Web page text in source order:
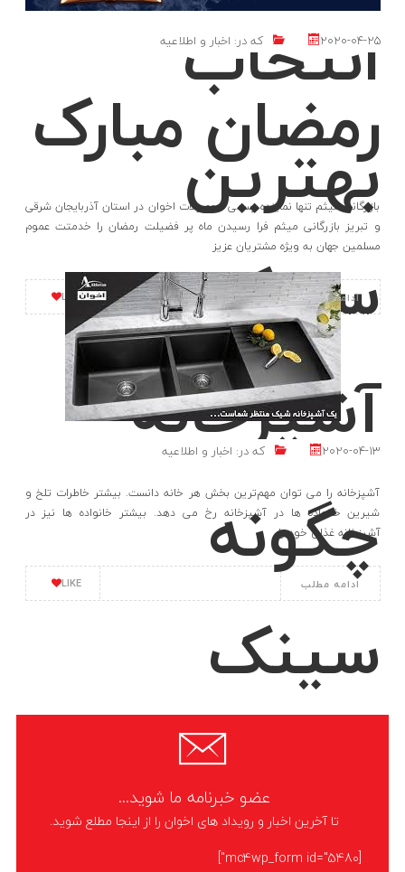
انتخاب
بهترین
سینک برای
آشپزخانه
آشپزخانه را می توان مهم‌ترین بخش هر خانه دانست. بیشتر خاطرات تلخ و
شیرین خانواده ها در آشپزخانه رخ می دهد. بیشتر خانواده ها نیز در
آشپزخانه غذای خود را
LIKE ادامه مطلب
2020-04-25 که در: اخبار و اطلاعیه
رمضان مبارک
بازرگانی میثم تنها نماینده رسمی محصولات اخوان در استان آذربایجان شرقی
و تبریز بازرگانی میثم فرا رسیدن ماه پر فضیلت رمضان را خدمتت عموم
مسلمین جهان به ویژه مشتریان عزیز
LIKE ادامه مطلب
2020-04-13 که در: اخبار و اطلاعیه
چگونه
سینک
ظرفشویی را
عضو خبرنامه ما شوید...
تا آخرین اخبار و رویداد های اخوان را از اینجا مطلع شوید.
[mc4wp_form id="5480"]